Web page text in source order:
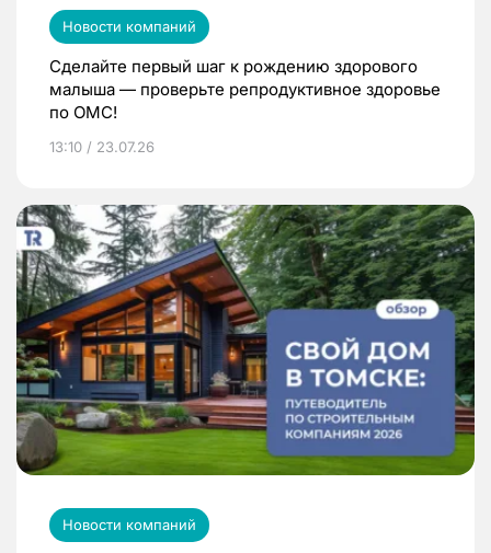
Новости компаний
Сделайте первый шаг к рождению здорового
малыша — проверьте репродуктивное здоровье
по ОМС!
13:10 / 23.07.26
Новости компаний